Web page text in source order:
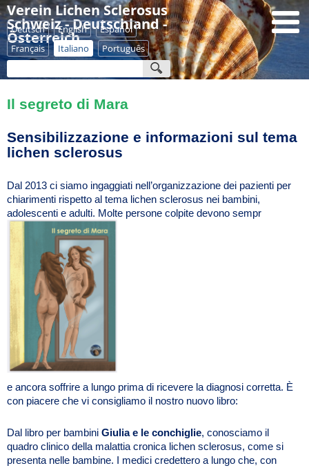
Verein Lichen Sclerosus
Schweiz - Deutschland -
Österreich
Deutsch English
Español
Français
Italiano Português
Il segreto di Mara
Sensibilizzazione e informazioni sul tema
lichen sclerosus
Dal 2013 ci siamo ingaggiati nell’organizzazione dei pazienti per
chiarimenti rispetto al tema lichen sclerosus nei bambini,
adolescenti e adulti. Molte persone colpite devono sempr
e ancora soffrire a lungo prima di ricevere la diagnosi corretta. È
con piacere che vi consigliamo il nostro nuovo libro:
Dal libro per bambini Giulia e le conchiglie, conosciamo il
quadro clinico della malattia cronica lichen sclerosus, come si
presenta nelle bambine. I medici credettero a lungo che, con